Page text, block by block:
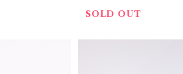
SOLD OUT